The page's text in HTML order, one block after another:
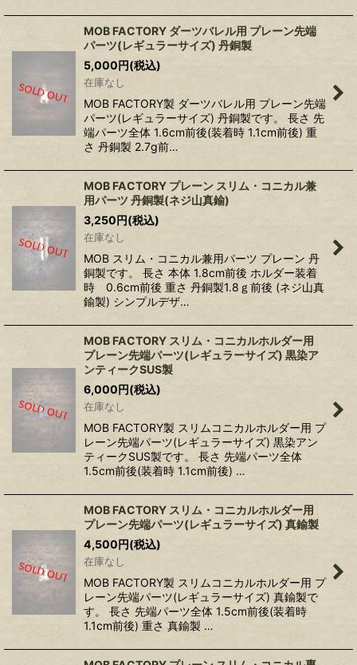
MOB FACTORY ダーツバレル用 プレーン先端
パーツ(レギュラーサイズ) 丹銅製
5,000 円(税込)
在庫なし
MOB FACTORY製 ダーツバレル用 プレーン先端
パーツ(レギュラーサイズ) 丹銅製です。 長さ 先
端パーツ全体 1.6cm前後(装着時 1.1cm前後) 重
さ 丹銅製 2.7g前…
MOB FACTORY プレーン スリム・コニカル兼
用パーツ 丹銅製(ネジ山真鍮)
3,250 円(税込)
在庫なし
MOB スリム・コニカル兼用パーツ プレーン 丹
銅製です。 長さ 本体 1.8cm前後 ホルダー装着
時 0.6cm前後 重さ 丹銅製1.8ｇ前後 (ネジ山真
鍮製) シンプルデザ…
MOB FACTORY スリム・コニカルホルダー用
プレーン先端パーツ(レギュラーサイズ) 黒染ア
ンティークSUS製
6,000 円(税込)
在庫なし
MOB FACTORY製 スリムコニカルホルダー用 プ
レーン先端パーツ(レギュラーサイズ) 黒染アン
ティークSUS製です。 長さ 先端パーツ全体
1.5cm前後(装着時 1.1cm前後) …
MOB FACTORY スリム・コニカルホルダー用
プレーン先端パーツ(レギュラーサイズ) 真鍮製
4,500 円(税込)
在庫なし
MOB FACTORY製 スリムコニカルホルダー用 プ
レーン先端パーツ(レギュラーサイズ) 真鍮製で
す。 長さ 先端パーツ全体 1.5cm前後(装着時
1.1cm前後) 重さ 真鍮製 …